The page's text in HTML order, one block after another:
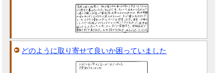
どのように取り寄せて良いか困っていました